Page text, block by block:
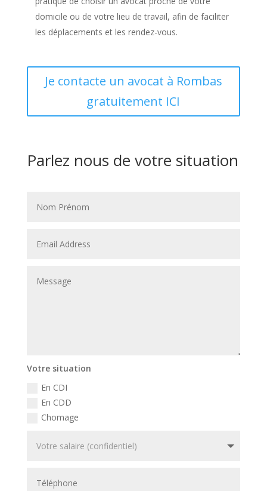
domicile ou de votre lieu de travail, afin de faciliter
les déplacements et les rendez-vous.
Je contacte un avocat à Rombas
gratuitement ICI
Parlez nous de votre situation
Votre situation
En CDI
En CDD
Chomage